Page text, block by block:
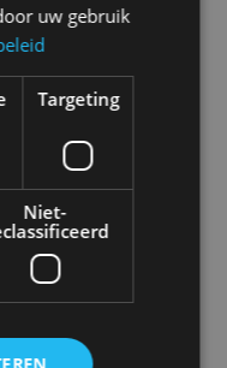
BMW
Dacia
uw gebruik
Targeting
Niet-